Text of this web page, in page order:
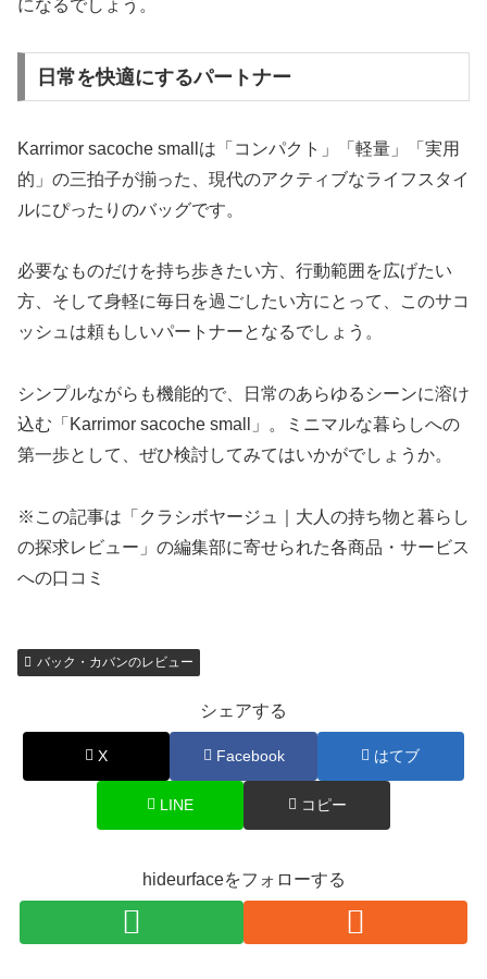
になるでしょう。
日常を快適にするパートナー
Karrimor sacoche smallは「コンパクト」「軽量」「実用
的」の三拍子が揃った、現代のアクティブなライフスタイ
ルにぴったりのバッグです。
必要なものだけを持ち歩きたい方、行動範囲を広げたい
方、そして身軽に毎日を過ごしたい方にとって、このサコ
ッシュは頼もしいパートナーとなるでしょう。
シンプルながらも機能的で、日常のあらゆるシーンに溶け
込む「Karrimor sacoche small」。ミニマルな暮らしへの
第一歩として、ぜひ検討してみてはいかがでしょうか。
※この記事は「クラシボヤージュ｜大人の持ち物と暮らし
の探求レビュー」の編集部に寄せられた各商品・サービス
への口コミ
バック・カバンのレビュー
シェアする
X Facebook はてブ
LINE コピー
hideurfaceをフォローする